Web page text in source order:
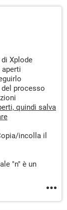
di Xplode
processo
quindi salva
incolla il
"n" è un